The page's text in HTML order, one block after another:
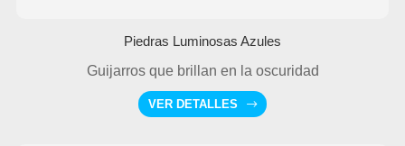
Piedras Luminosas Azules
Guijarros que brillan en la oscuridad
VER DETALLES